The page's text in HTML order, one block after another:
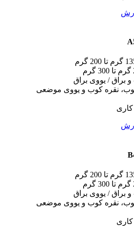
/ یووی براق
نقره کوب و یووی موضعی
/ یووی براق
نقره کوب و یووی موضعی